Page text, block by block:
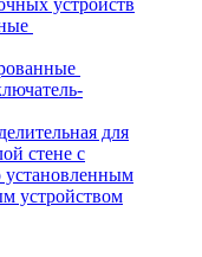
устройств
для
стене с
установленным
устройством